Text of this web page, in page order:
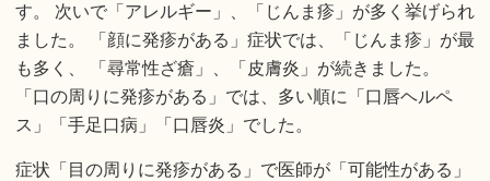
す。 次いで「アレルギー」、「じんま疹」が多く挙げられ
ました。 「顔に発疹がある」症状では、「じんま疹」が最
も多く、 「尋常性ざ瘡」、「皮膚炎」が続きました。
「口の周りに発疹がある」では、多い順に「口唇ヘルペ
ス」「手足口病」「口唇炎」でした。
症状「目の周りに発疹がある」で医師が「可能性がある」